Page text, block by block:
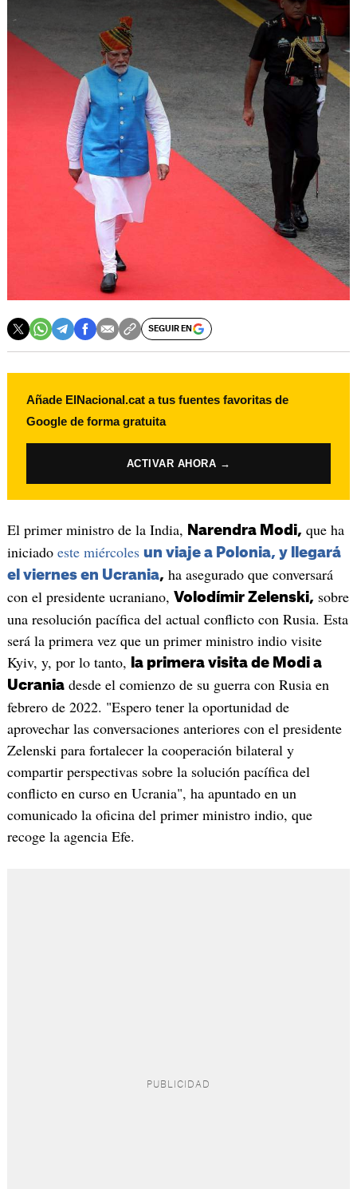
SEGUIR EN
Añade ElNacional.cat a tus fuentes favoritas de
Google de forma gratuita
ACTIVAR AHORA →
El primer ministro de la India, Narendra Modi, que ha
iniciado este miércoles un viaje a Polonia, y llegará
el viernes en Ucrania, ha asegurado que conversará
con el presidente ucraniano, Volodímir Zelenski, sobre
una resolución pacífica del actual conflicto con Rusia. Esta
será la primera vez que un primer ministro indio visite
Kyiv, y, por lo tanto,
la primera visita de Modi a
Ucraniadesde el comienzo de su guerra con Rusia en
febrero de 2022. "Espero tener la oportunidad de
aprovechar las conversaciones anteriores con el presidente
Zelenski para fortalecer la cooperación bilateral y
compartir perspectivas sobre la solución pacífica del
conflicto en curso en Ucrania", ha apuntado en un
comunicado la oficina del primer ministro indio, que
recoge la agencia Efe.